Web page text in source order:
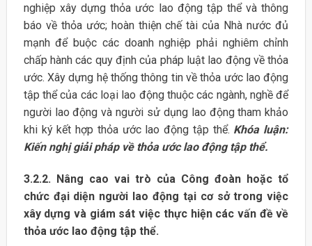
nghiệp xây dựng thỏa ước lao động tập thể và thông
báo về thỏa ước; hoàn thiện chế tài của Nhà nước đủ
mạnh để buộc các doanh nghiệp phải nghiêm chỉnh
chấp hành các quy định của pháp luật lao động về thỏa
ước. Xây dựng hệ thống thông tin về thỏa ước lao động
tập thể của các loại lao động thuộc các ngành, nghề để
người lao động và người sử dụng lao động tham khảo
khi ký kết hợp thỏa ước lao động tập thể. Khóa luận:
Kiến nghị giải pháp về thỏa ước lao động tập thể.
3.2.2. Nâng cao vai trò của Công đoàn hoặc tổ
chức đại diện người lao động tại cơ sở trong việc
xây dựng và giám sát việc thực hiện các vấn đề về
thỏa ước lao động tập thể.